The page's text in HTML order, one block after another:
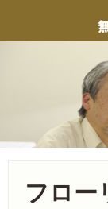
フロー